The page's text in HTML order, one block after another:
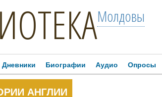
Молдовы
Дневники Биографии Аудио Опросы
АНГЛИИ